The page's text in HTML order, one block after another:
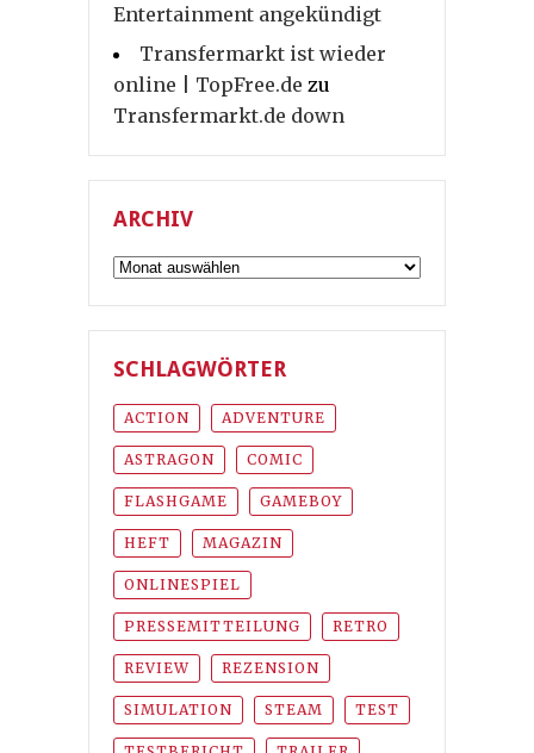
Entertainment angekündigt
Transfermarkt ist wieder
online | TopFree.de zu
Transfermarkt.de down
ARCHIV
Archiv
SCHLAGWÖRTER
ACTION ADVENTURE
ASTRAGON COMIC
FLASHGAME GAMEBOY
HEFT MAGAZIN
ONLINESPIEL
PRESSEMITTEILUNG RETRO
REVIEW REZENSION
SIMULATION STEAM TEST